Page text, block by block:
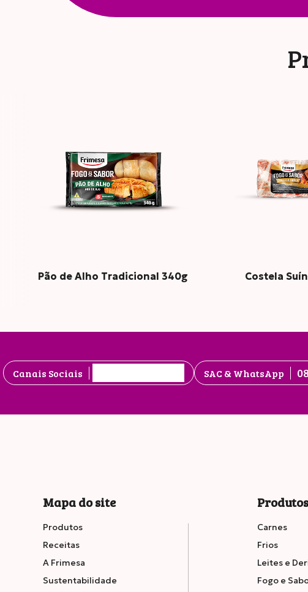
Pão de Alho Tradicional 340g Costela
Totais
Canais Sociais SAC & WhatsApp
Mapa do site
Produtos
Receitas
A Frimesa
Sustentabilidade
Produtos
Carnes
Frios
Leites e
Fogo e